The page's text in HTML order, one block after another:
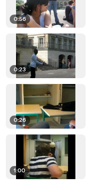
0:56
0:23
0:26
1:00